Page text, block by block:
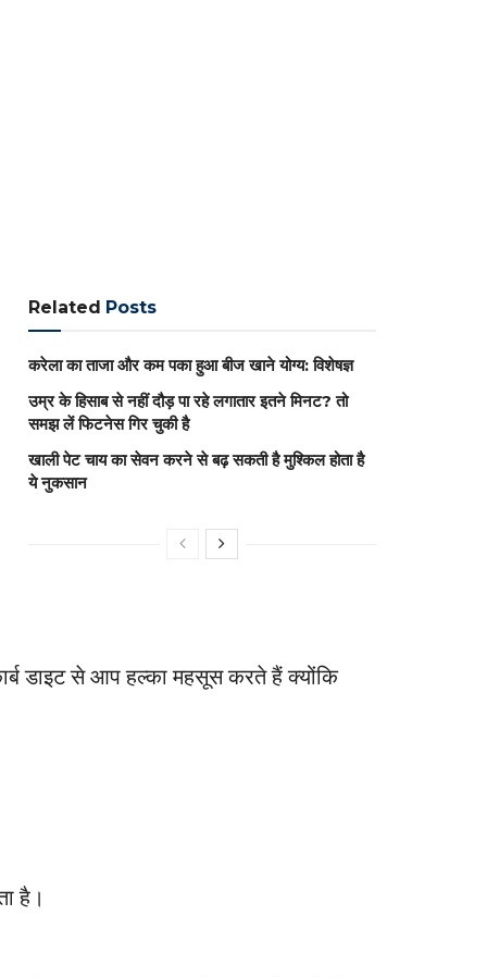
Related Posts
करेला का ताजा और कम पका हुआ बीज खाने योग्य: विशेषज्ञ
उम्र के हिसाब से नहीं दौड़ पा रहे लगातार इतने मिनट? तो
समझ लें फिटनेस गिर चुकी है
खाली पेट चाय का सेवन करने से बढ़ सकती है मुश्किल होता है
ये नुकसान
डाइट से आप हल्का महसूस करते हैं क्योंकि
है।